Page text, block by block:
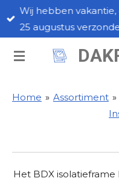
Ga
direct
de
Wij hebben
25 augustus
Home » Assortiment »
Het BDX